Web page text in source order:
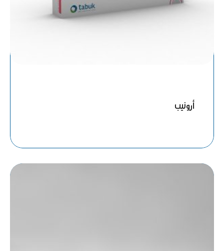
أرونيب